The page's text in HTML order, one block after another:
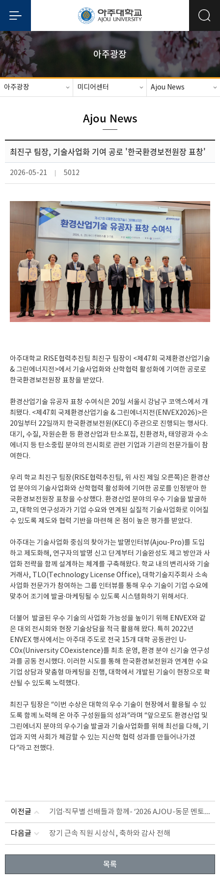
아주광장
아주광장 미디어센터 Ajou News
Ajou News
최진구 팀장, 기술사업화 기여 공로 '한국환경보전원장 표창'
2026-05-21 5012
아주대학교 RISE협력추진팀 최진구 팀장이 <제47회 국제환경산업기술
& 그린에너지전>에서 기술사업화와 산학협력 활성화에 기여한 공로로
한국환경보전원장 표창을 받았다.
환경산업기술 유공자 표창 수여식은 20일 서울시 강남구 코엑스에서 개
최됐다. <제47회 국제환경산업기술 & 그린에너지전(ENVEX2026)>은
20일부터 22일까지 한국환경보전원(KECI) 주관으로 진행되는 행사다.
대기, 수질, 자원순환 등 환경산업과 탄소포집, 친환경차, 태양광과 수소
에너지 등 탄소중립 분야의 전시회로 관련 기업과 기관의 전문가들이 참
여한다.
우리 학교 최진구 팀장(RISE협력추진팀, 위 사진 제일 오른쪽)은 환경산
업 분야의 기술사업화와 산학협력 활성화에 기여한 공로를 인정받아 한
국환경보전원장 표창을 수상했다. 환경산업 분야의 우수 기술을 발굴하
고, 대학의 연구성과가 기업 수요와 연계된 실질적 기술사업화로 이어질
수 있도록 제도와 협력 기반을 마련해 온 점이 높은 평가를 받았다.
아주대는 기술사업화 중심의 찾아가는 발명인터뷰(Ajou-Pro)를 도입
하고 제도화해, 연구자의 발명 신고 단계부터 기술완성도 제고 방안과 사
업화 전략을 함께 설계하는 체계를 구축해왔다. 학교 내의 변리사와 기술
거래사, TLO(Technology License Office), 대학기술지주회사 소속
사업화 전문가가 참여하는 그룹 인터뷰를 통해 우수 기술이 기업 수요에
맞추어 조기에 발굴·마케팅될 수 있도록 시스템화하기 위해서다.
더불어 발굴된 우수 기술의 사업화 가능성을 높이기 위해 ENVEX와 같
은 대외 전시회와 현장 기술상담을 적극 활용해 왔다. 특히 2022년
ENVEX 행사에서는 아주대 주도로 전국 15개 대학 공동관인 U-
COx(University COexistence)를 최초 운영, 환경 분야 신기술 연구성
과를 공동 전시했다. 이러한 시도를 통해 한국환경보전원과 연계한 수요
기업 상담과 맞춤형 마케팅을 진행, 대학에서 개발된 기술이 현장으로 확
산될 수 있도록 노력했다.
최진구 팀장은 “이번 수상은 대학의 우수 기술이 현장에서 활용될 수 있
도록 함께 노력해 온 아주 구성원들의 성과”라며 “앞으로도 환경산업 및
그린에너지 분야의 우수기술 발굴과 기술사업화를 위해 최선을 다해, 기
업과 지역 사회가 체감할 수 있는 지산학 협력 성과를 만들어나가겠
다”라고 전했다.
이전글 기업·직무별 선배들과 함께- ‘2026 AJOU-동문 멘토링’ 개최
다음글 장기 근속 직원 시상식, 축하와 감사 전해
목록